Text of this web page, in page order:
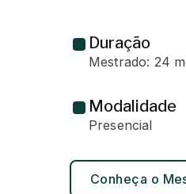
Duração
Mestrado: 24
Modalidade
Presencial
Conheça o